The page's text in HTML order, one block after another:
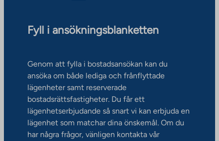
Fyll i ansökningsblanketten
Genom att fylla i bostadsansökan kan du
ansöka om både lediga och frånflyttade
lägenheter samt reserverade
bostadsrättsfastigheter. Du får ett
lägenhetserbjudande så snart vi kan erbjuda en
lägenhet som matchar dina önskemål. Om du
har några frågor, vänligen kontakta vår